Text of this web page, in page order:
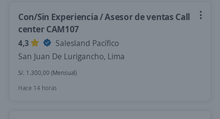
Con/Sin Experiencia / Asesor de ventas Call
center CAM107
4,3
Salesland Pacífico
San Juan De Lurigancho, Lima
S/. 1.300,00 (Mensual)
Hace 14 horas